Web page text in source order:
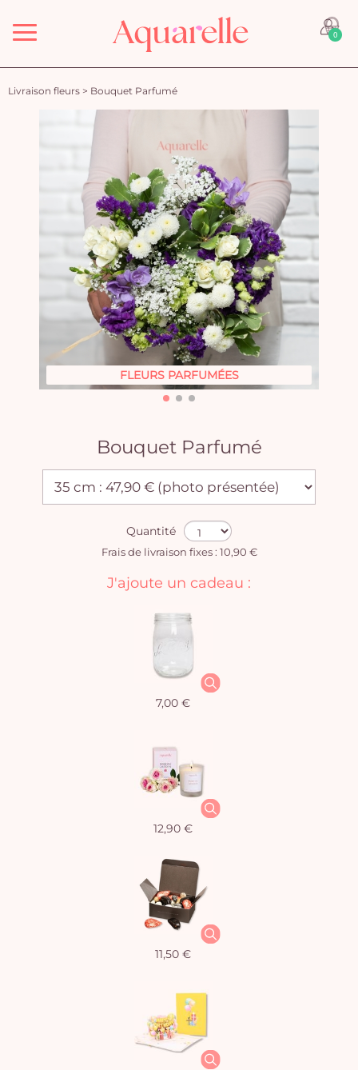
Menu 0
Livraison fleurs > Bouquet Parfumé
FLEURS PARFUMÉES
Bouquet Parfumé
Quantité
Frais de livraison fixes : 10,90 €
J'ajoute un cadeau :
7,00 €
12,90 €
11,50 €